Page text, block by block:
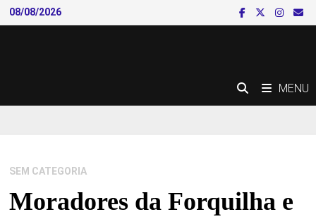
Skip
to
08/08/2026
MENU
SEM CATEGORIA
Moradores da Forquilha e